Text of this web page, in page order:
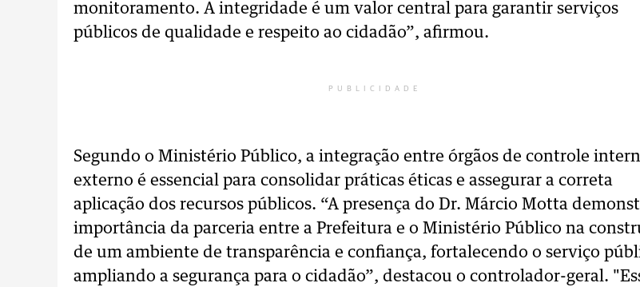
monitoramento. A integridade é um valor central para garantir serviços
públicos de qualidade e respeito ao cidadão”, afirmou.
PUBLICIDADE
Segundo o Ministério Público, a integração entre órgãos de controle
externo é essencial para consolidar práticas éticas e assegurar a correta
aplicação dos recursos públicos. “A presença do Dr. Márcio Motta
importância da parceria entre a Prefeitura e o Ministério Público na
de um ambiente de transparência e confiança, fortalecendo o serviço
ampliando a segurança para o cidadão”, destacou o controlador-geral.